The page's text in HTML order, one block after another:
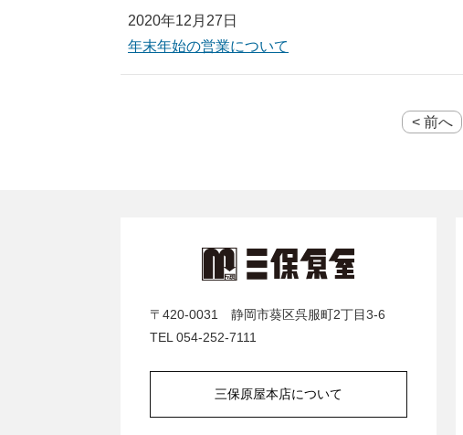
2020年12月27日
年末年始の営業について
< 前へ
〒420-0031 静岡市葵区呉服町2丁目3-6
TEL 054-252-7111
三保原屋本店について